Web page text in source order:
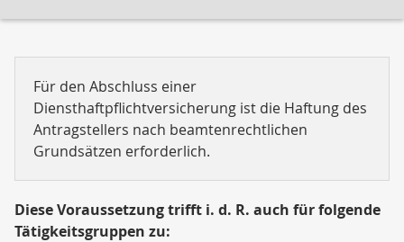
Für den Abschluss einer
Diensthaftpflichtversicherung ist die Haftung des
Antragstellers nach beamtenrechtlichen
Grundsätzen erforderlich.
Diese Voraussetzung trifft i. d. R. auch für folgende
Tätigkeitsgruppen zu: